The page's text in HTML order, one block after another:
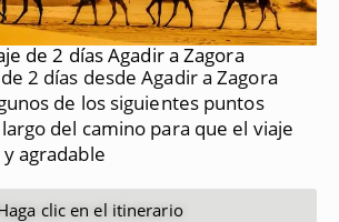
de 2 días Agadir a Zagora
2 días desde Agadir a Zagora
de los siguientes puntos
del camino para que el viaje
agradable
clic en el itinerario